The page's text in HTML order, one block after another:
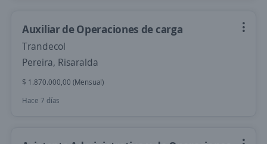
Auxiliar de Operaciones de carga
Trandecol
Pereira, Risaralda
$ 1.870.000,00 (Mensual)
Hace 7 días